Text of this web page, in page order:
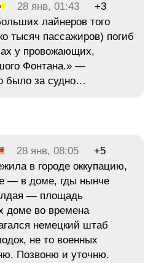
28 янв, 01:43
+3
лайнеров того
тысяч пассажиров) погиб
у провожающих,
Фонтана.» —
было за судно…
28 янв, 08:05
+5
в городе оккупацию,
— в доме, гды нынче
— площадь
доме во времена
немецкий штаб
не то военных
Позвоню и уточню.